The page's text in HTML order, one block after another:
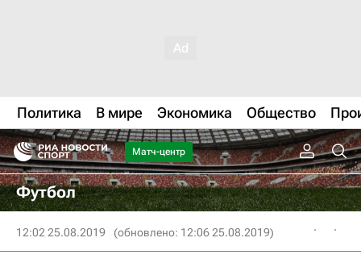
Политика В мире Экономика Общество
Матч-центр
Футбол
12:02 25.08.2019 (обновлено: 12:06 25.08.2019)